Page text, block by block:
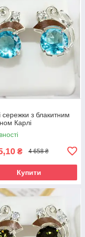
сережки з блакитним
Карлі
₴ 4 658 ₴
Купити